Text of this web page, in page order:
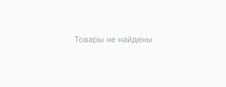
Товары не найдены